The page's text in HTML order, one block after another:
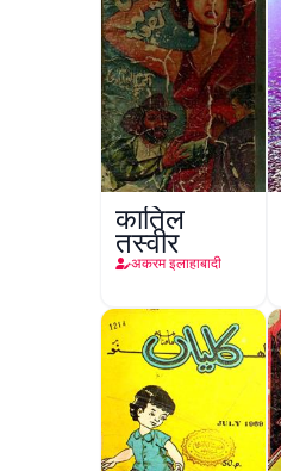
कातिल
तस्वीर
अकरम इलाहाबादी